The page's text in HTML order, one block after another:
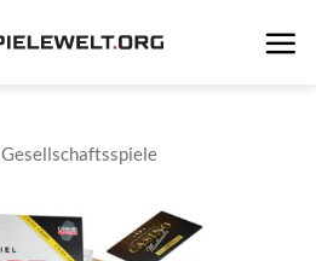
Gesellschaftsspiele